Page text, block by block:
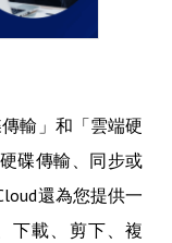
輸」和「雲端硬
碟傳輸、同步或
還為您提供一
下載、剪下、複